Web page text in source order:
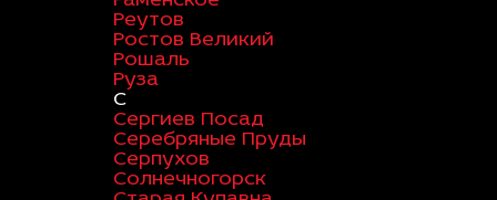
Реутов
Ростов Великий
Рошаль
Руза
С
Сергиев Посад
Серебряные Пруды
Серпухов
Солнечногорск